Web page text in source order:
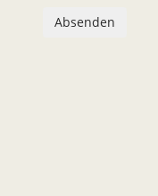
Absenden